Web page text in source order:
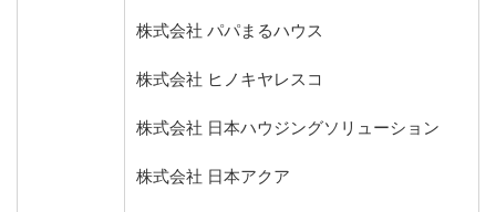
株式会社 パパまるハウス
株式会社 ヒノキヤレスコ
株式会社 日本ハウジングソリューション
株式会社 日本アクア